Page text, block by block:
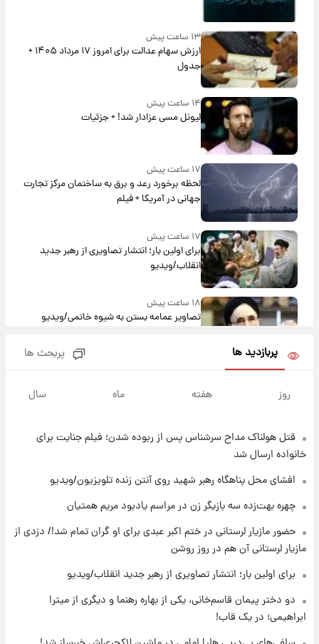
۱۳ ساعت پیش
ارزش سهام عدالت برای امروز ۱۷ مرداد ۱۴۰۵ +
جدول
۱۴ ساعت پیش
لیونل مسی عزادار شد! + جزئیات
۱۷ ساعت پیش
لحظه برخورد رعد و برق به ساختمان مرکز تجارت
جهانی در آمریکا + فیلم
۱۷ ساعت پیش
برای اولین بار؛ انتشار تصاویری از رهبر جدید
انقلاب/ویدیو
۱۸ ساعت پیش
تصاویر عمامه بستن به شیوه خاتمی/ویدیو
تلویزیون/ویدیو
۲۱ ساعت پیش
۲۰ ساعت پیش
پول به معشوقه با درآمد یوفا
۲۱ ساعت پیش
هشدار درباره کمبود یک ماده معدنی؛ خطر
آلزایمر و زوال عقل افزایش می‌یابد؟
۲۱ ساعت پیش
پربازدید ها پربحث ها
روز هفته ماه سال
قتل هولناک مداح سرشناس پس از ربوده شدن؛ فیلم جنایت برای
خانواده ارسال شد
افشای محل پناهگاه‌ رهبر شهید روی آنتن زنده تلویزیون/ویدیو
چهره بهت‌زده سه بازیگر زن در مراسم یادبود مریم همتیان
حضور مازیار لرستانی در ختم اکبر عبدی برای او گران تمام شد!/ دزدی از
مازیار لرستانی آن هم در روز روشن
برای اولین بار؛ انتشار تصاویری از رهبر جدید انقلاب/ویدیو
دو دختر پیمان قاسم‌خانی، یکی از بهاره رهنما و دیگری از میترا
ابراهیمی؛ در یک قاب!